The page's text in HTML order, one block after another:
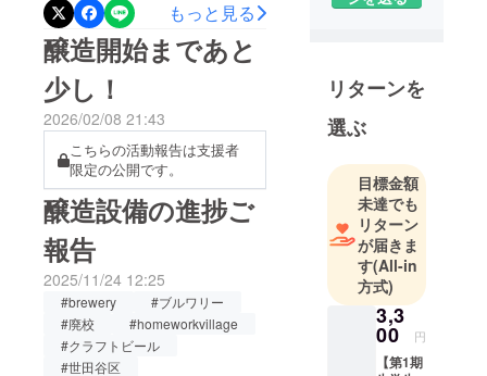
と向き合い、一つひとつの
クセを掴んだり、課題を見
つけては解決したり……ま
さに「放課後の試行錯誤」
の真っ最中です。記念すべ
き初バッチ（第1号）のスタ
イルは、イギリス伝統の
「Best Bitter」。今回はただ
造るだけでなく、実験的な
アプローチを取り入れまし
た。 ベースとなる麦汁を2
つの発酵タンクに半分ずつ
もっと見る
醸造開始まであと
少し！
2026/02/08 21:43
こちらの活動報告は支援者
限定の公開です。
醸造設備の進捗ご
報告
2025/11/24 12:25
#brewery
#ブルワリー
#廃校
#homeworkvillage
#クラフトビール
#世田谷区
をテーマに
した、地域
密着型のク
ル醸造所を
開業いたし
ます。
リターンを
選ぶ
目標金額
未達でも
リターン
が届きま
す(All-in
方式)
3,3
00 円
【第1期